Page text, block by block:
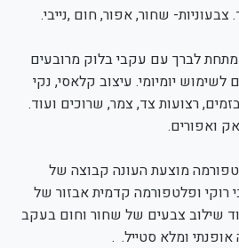
שחור, אפור, חום ,נייבי.
לברך עם עקבי בלוק מרובעים
לשימוש יומיומי. עיצוב קלאסי, נקי
רצועות צד, צמר, שרוכים ועוד.
ואפורים.
מוצעת העונה קבוצה של
ופלטפורמה קדמית אבזור של
שילוב צבעים של שחור וחום בעקב
ומלא סטייל. .